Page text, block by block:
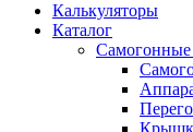
Калькуляторы
Каталог
Самогонные